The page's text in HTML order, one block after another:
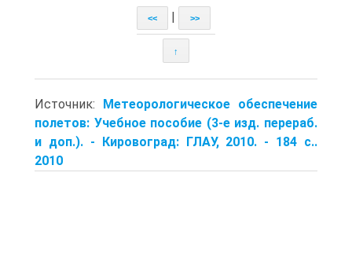
<< >>
↑
Источник: Метеорологическое обеспечение
полетов: Учебное пособие (3-е изд. перераб.
и доп.). - Кировоград: ГЛАУ, 2010. - 184 с..
2010